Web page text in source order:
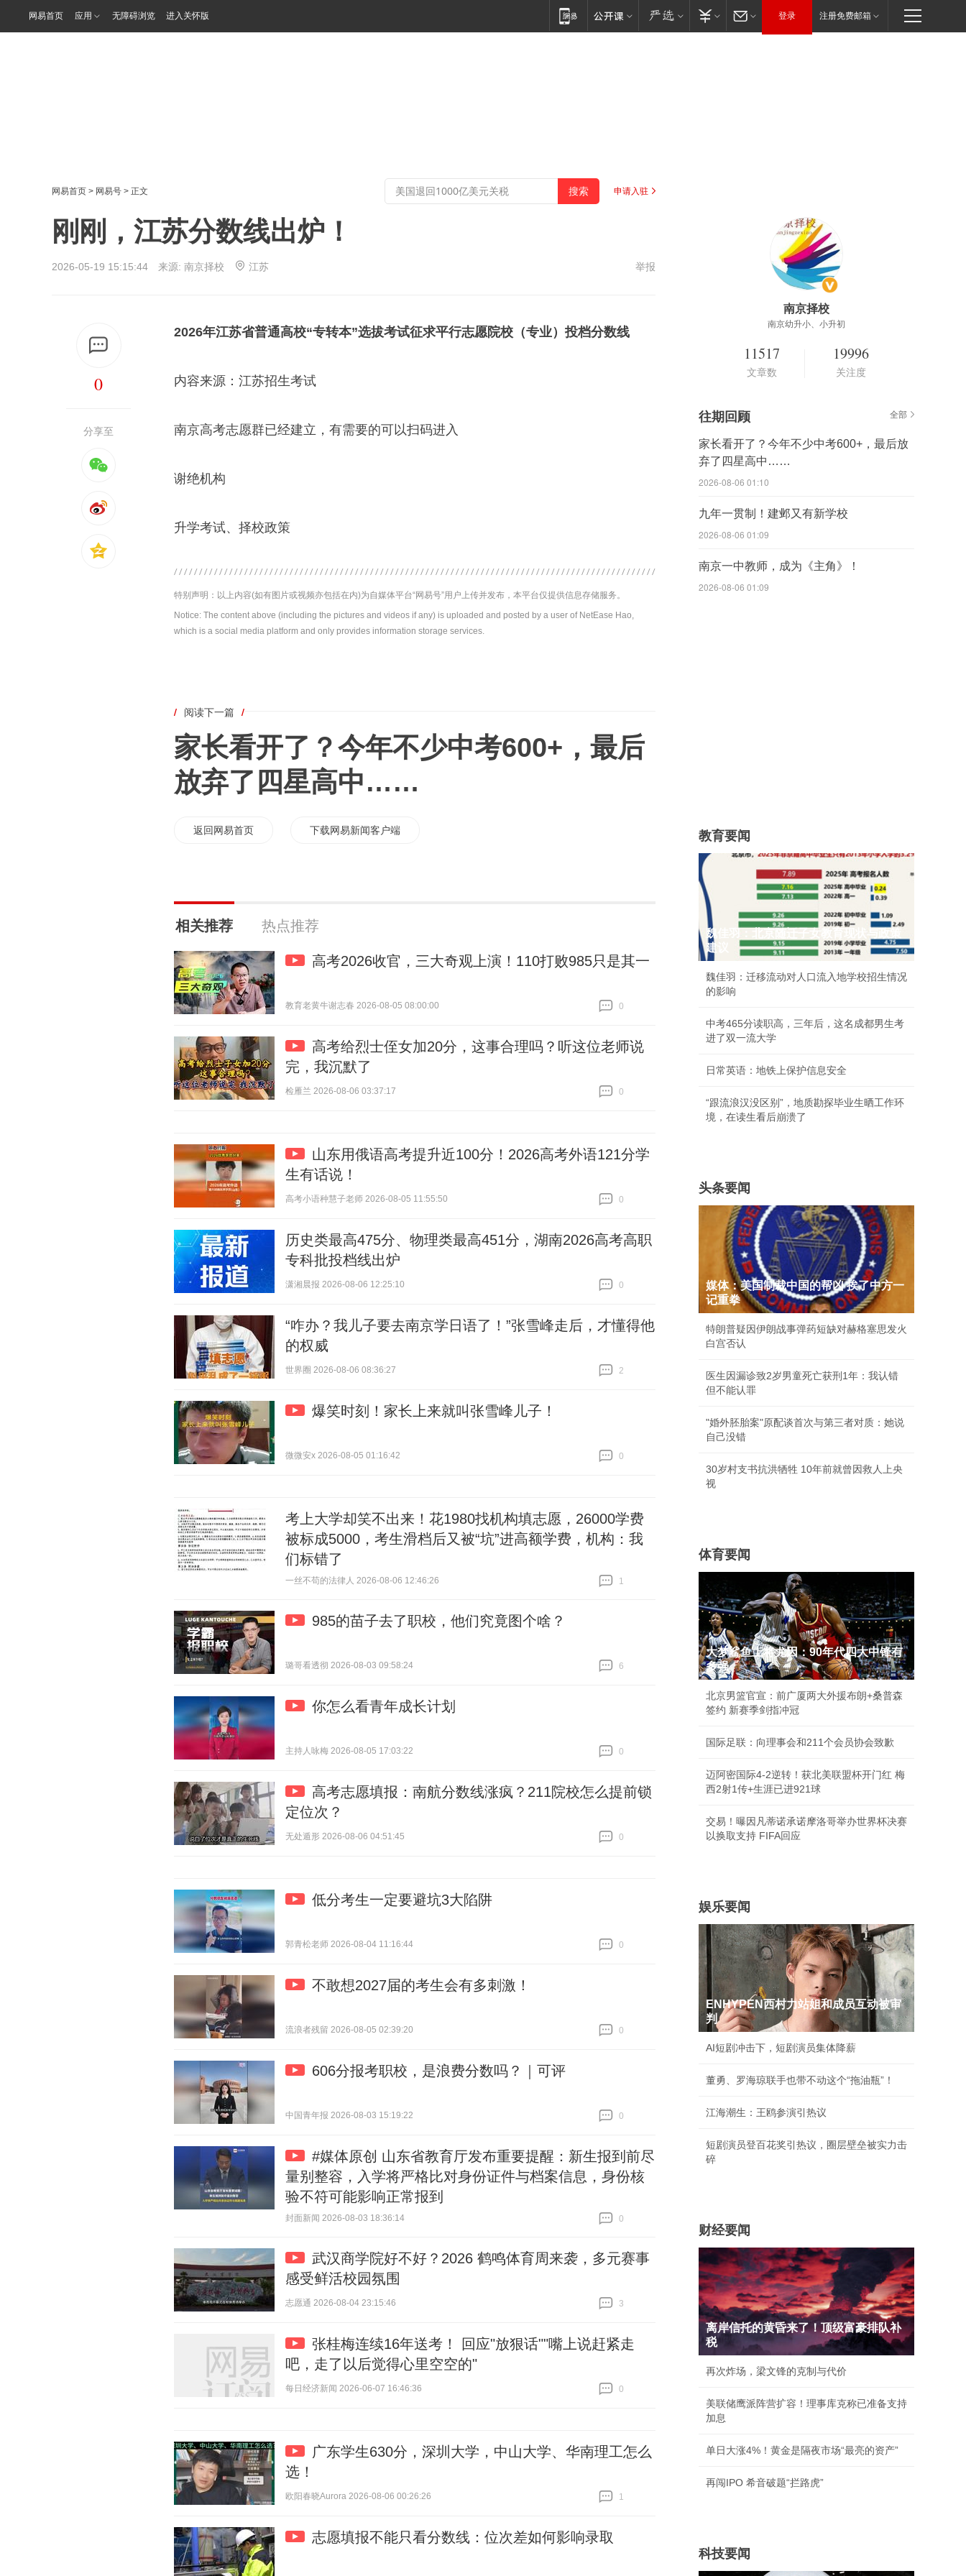
网易首页 应用 无障碍浏览 进入关怀版 登录 注册免费邮箱
网易首页 > 网易号 > 正文 申请入驻
刚刚，江苏分数线出炉！
2026-05-19 15:15:44 来源: 南京择校 江苏 举报
0
分享至
2026年江苏省普通高校“专转本”选拔考试征求平行志愿院校（专业）投档分数线
内容来源：江苏招生考试
南京高考志愿群已经建立，有需要的可以扫码进入
谢绝机构
升学考试、择校政策
特别声明：以上内容(如有图片或视频亦包括在内)为自媒体平台“网易号”用户上传并发布，本平台仅提供信息存储服务。
Notice: The content above (including the pictures and videos if any) is uploaded and posted by a user of NetEase Hao,
which is a social media platform and only provides information storage services.
/ 阅读下一篇 /
家长看开了？今年不少中考600+，最后
放弃了四星高中……
返回网易首页 下载网易新闻客户端
相关推荐 热点推荐
高考2026收官，三大奇观上演！110打败985只是其一
教育老黄牛谢志春 2026-08-05 08:00:00
0
高考给烈士侄女加20分，这事合理吗？听这位老师说
完，我沉默了
检雁兰 2026-08-06 03:37:17
0
山东用俄语高考提升近100分！2026高考外语121分学
生有话说！
高考小语种慧子老师 2026-08-05 11:55:50
0
历史类最高475分、物理类最高451分，湖南2026高考高职
专科批投档线出炉
潇湘晨报 2026-08-06 12:25:10
0
“咋办？我儿子要去南京学日语了！”张雪峰走后，才懂得他
的权威
世界圈 2026-08-06 08:36:27
2
爆笑时刻！家长上来就叫张雪峰儿子！
微微安x 2026-08-05 01:16:42
0
考上大学却笑不出来！花1980找机构填志愿，26000学费
被标成5000，考生滑档后又被“坑”进高额学费，机构：我
们标错了
一丝不苟的法律人 2026-08-06 12:46:26
1
985的苗子去了职校，他们究竟图个啥？
璐哥看透彻 2026-08-03 09:58:24
6
你怎么看青年成长计划
主持人咏梅 2026-08-05 17:03:22
0
高考志愿填报：南航分数线涨疯？211院校怎么提前锁
定位次？
无处遁形 2026-08-06 04:51:45
0
低分考生一定要避坑3大陷阱
郭青松老师 2026-08-04 11:16:44
0
不敢想2027届的考生会有多刺激！
流浪者残留 2026-08-05 02:39:20
0
606分报考职校，是浪费分数吗？｜可评
中国青年报 2026-08-03 15:19:22
0
#媒体原创 山东省教育厅发布重要提醒：新生报到前尽
量别整容，入学将严格比对身份证件与档案信息，身份核
验不符可能影响正常报到
封面新闻 2026-08-03 18:36:14
0
武汉商学院好不好？2026 鹤鸣体育周来袭，多元赛事
感受鲜活校园氛围
志愿通 2026-08-04 23:15:46
3
张桂梅连续16年送考！ 回应"放狠话""嘴上说赶紧走
吧，走了以后觉得心里空空的"
每日经济新闻 2026-06-07 16:46:36
0
广东学生630分，深圳大学，中山大学、华南理工怎么
选！
欧阳春晓Aurora 2026-08-06 00:26:26
1
志愿填报不能只看分数线：位次差如何影响录取
南京择校
南京幼升小、小升初
11517
文章数
19996
关注度
往期回顾 全部
家长看开了？今年不少中考600+，最后放
弃了四星高中……
2026-08-06 01:10
九年一贯制！建邺又有新学校
2026-08-06 01:09
南京一中教师，成为《主角》！
2026-08-06 01:09
教育要闻
魏佳羽：北京随迁子女教育现状与政策
建议
魏佳羽：迁移流动对人口流入地学校招生情况
的影响
中考465分读职高，三年后，这名成都男生考
进了双一流大学
日常英语：地铁上保护信息安全
“跟流浪汉没区别”，地质勘探毕业生晒工作环
境，在读生看后崩溃了
头条要闻
媒体：美国制裁中国的帮凶 挨了中方一
记重拳
特朗普疑因伊朗战事弹药短缺对赫格塞思发火
白宫否认
医生因漏诊致2岁男童死亡获刑1年：我认错
但不能认罪
"婚外胚胎案"原配谈首次与第三者对质：她说
自己没错
30岁村支书抗洪牺牲 10年前就曾因救人上央
视
体育要闻
大梦鲨鱼上将尤因：90年代四大中锋有
多强
北京男篮官宣：前广厦两大外援布朗+桑普森
签约 新赛季剑指冲冠
国际足联：向理事会和211个会员协会致歉
迈阿密国际4-2逆转！获北美联盟杯开门红 梅
西2射1传+生涯已进921球
交易！曝因凡蒂诺承诺摩洛哥举办世界杯决赛
以换取支持 FIFA回应
娱乐要闻
ENHYPEN西村力站姐和成员互动被审
判
AI短剧冲击下，短剧演员集体降薪
董勇、罗海琼联手也带不动这个“拖油瓶”！
江海潮生：王鸥参演引热议
短剧演员登百花奖引热议，圈层壁垒被实力击
碎
财经要闻
离岸信托的黄昏来了！顶级富豪排队补
税
再次炸场，梁文锋的克制与代价
美联储鹰派阵营扩容！理事库克称已准备支持
加息
单日大涨4%！黄金是隔夜市场“最亮的资产”
再闯IPO 希音破题“拦路虎”
科技要闻